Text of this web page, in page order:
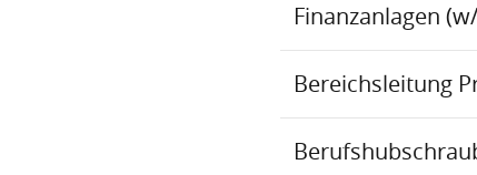
Finanzanlagen
Bereichsleitung